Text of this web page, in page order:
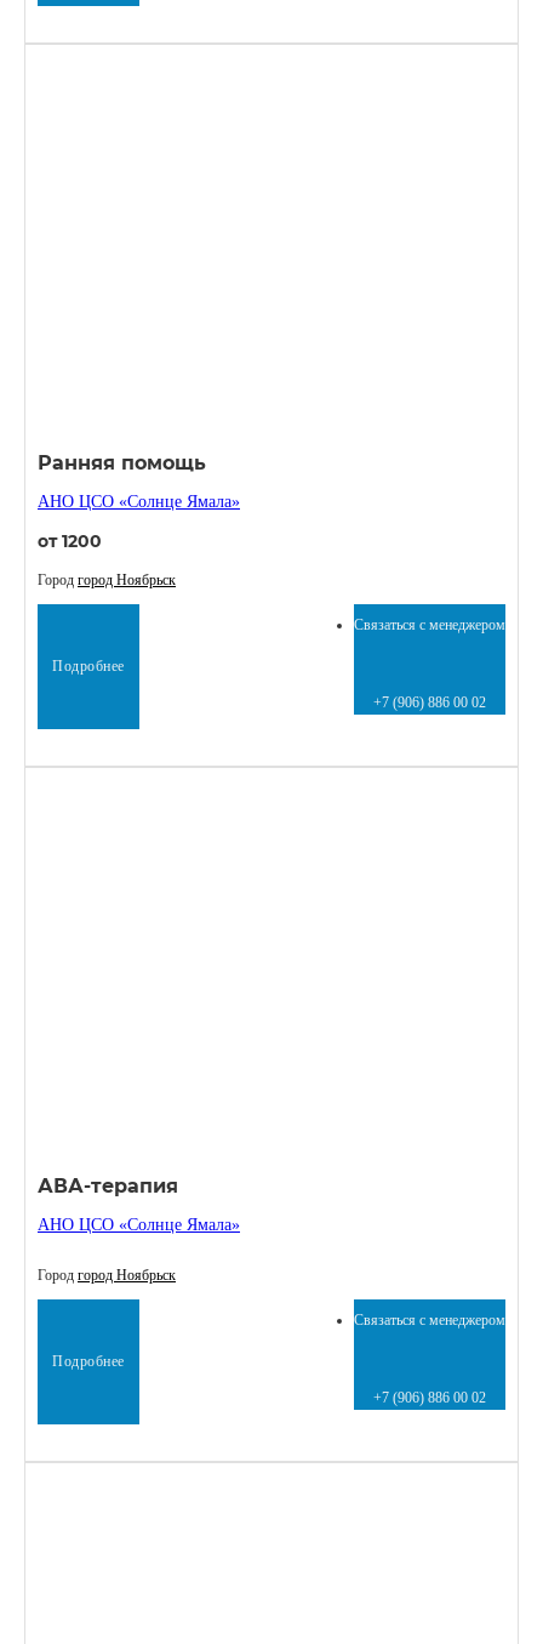
Ранняя помощь
АНО ЦСО «Солнце Ямала»
от 1200
Город город Ноябрьск
Подробнее
Связаться с менеджером
+7 (906) 886 00 02
АВА-терапия
АНО ЦСО «Солнце Ямала»
Город город Ноябрьск
Подробнее
Связаться с менеджером
+7 (906) 886 00 02